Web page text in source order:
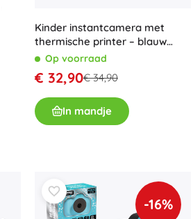
Kinder instantcamera met
thermische printer – blauw
beertje, 32 GB
Op voorraad
€ 32,90€ 34,90
In mandje
-16%